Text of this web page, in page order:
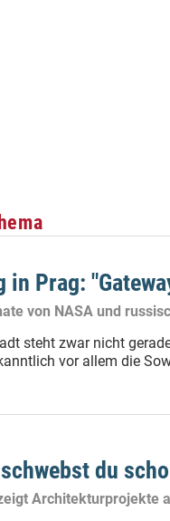
Prag:
von NASA und
steht zwar nicht
vor allem die
du
Architekturprojekte